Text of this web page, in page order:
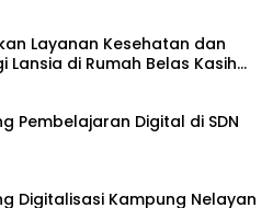
Layanan Kesehatan dan
Lansia di Rumah Belas Kasih
Pembelajaran Digital di SDN
Digitalisasi Kampung Nelayan